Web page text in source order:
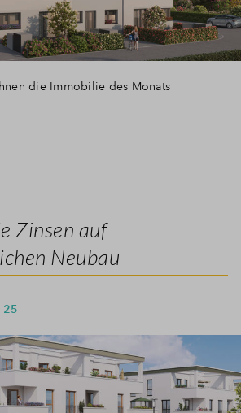
die Immobilie des Monats
Zinsen auf
Neubau
25